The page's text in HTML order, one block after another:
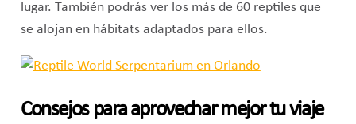
lugar. También podrás ver los más de 60 reptiles que
se alojan en hábitats adaptados para ellos.
Consejos para aprovechar mejor tu viaje